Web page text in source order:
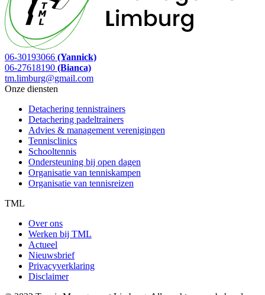
06-30193066 (Yannick)
06-27618190 (Bianca)
tm.limburg@gmail.com
Onze diensten
Detachering tennistrainers
Detachering padeltrainers
Advies & management verenigingen
Tennisclinics
Schooltennis
Ondersteuning bij open dagen
Organisatie van tenniskampen
Organisatie van tennisreizen
TML
Over ons
Werken bij TML
Actueel
Nieuwsbrief
Privacyverklaring
Disclaimer